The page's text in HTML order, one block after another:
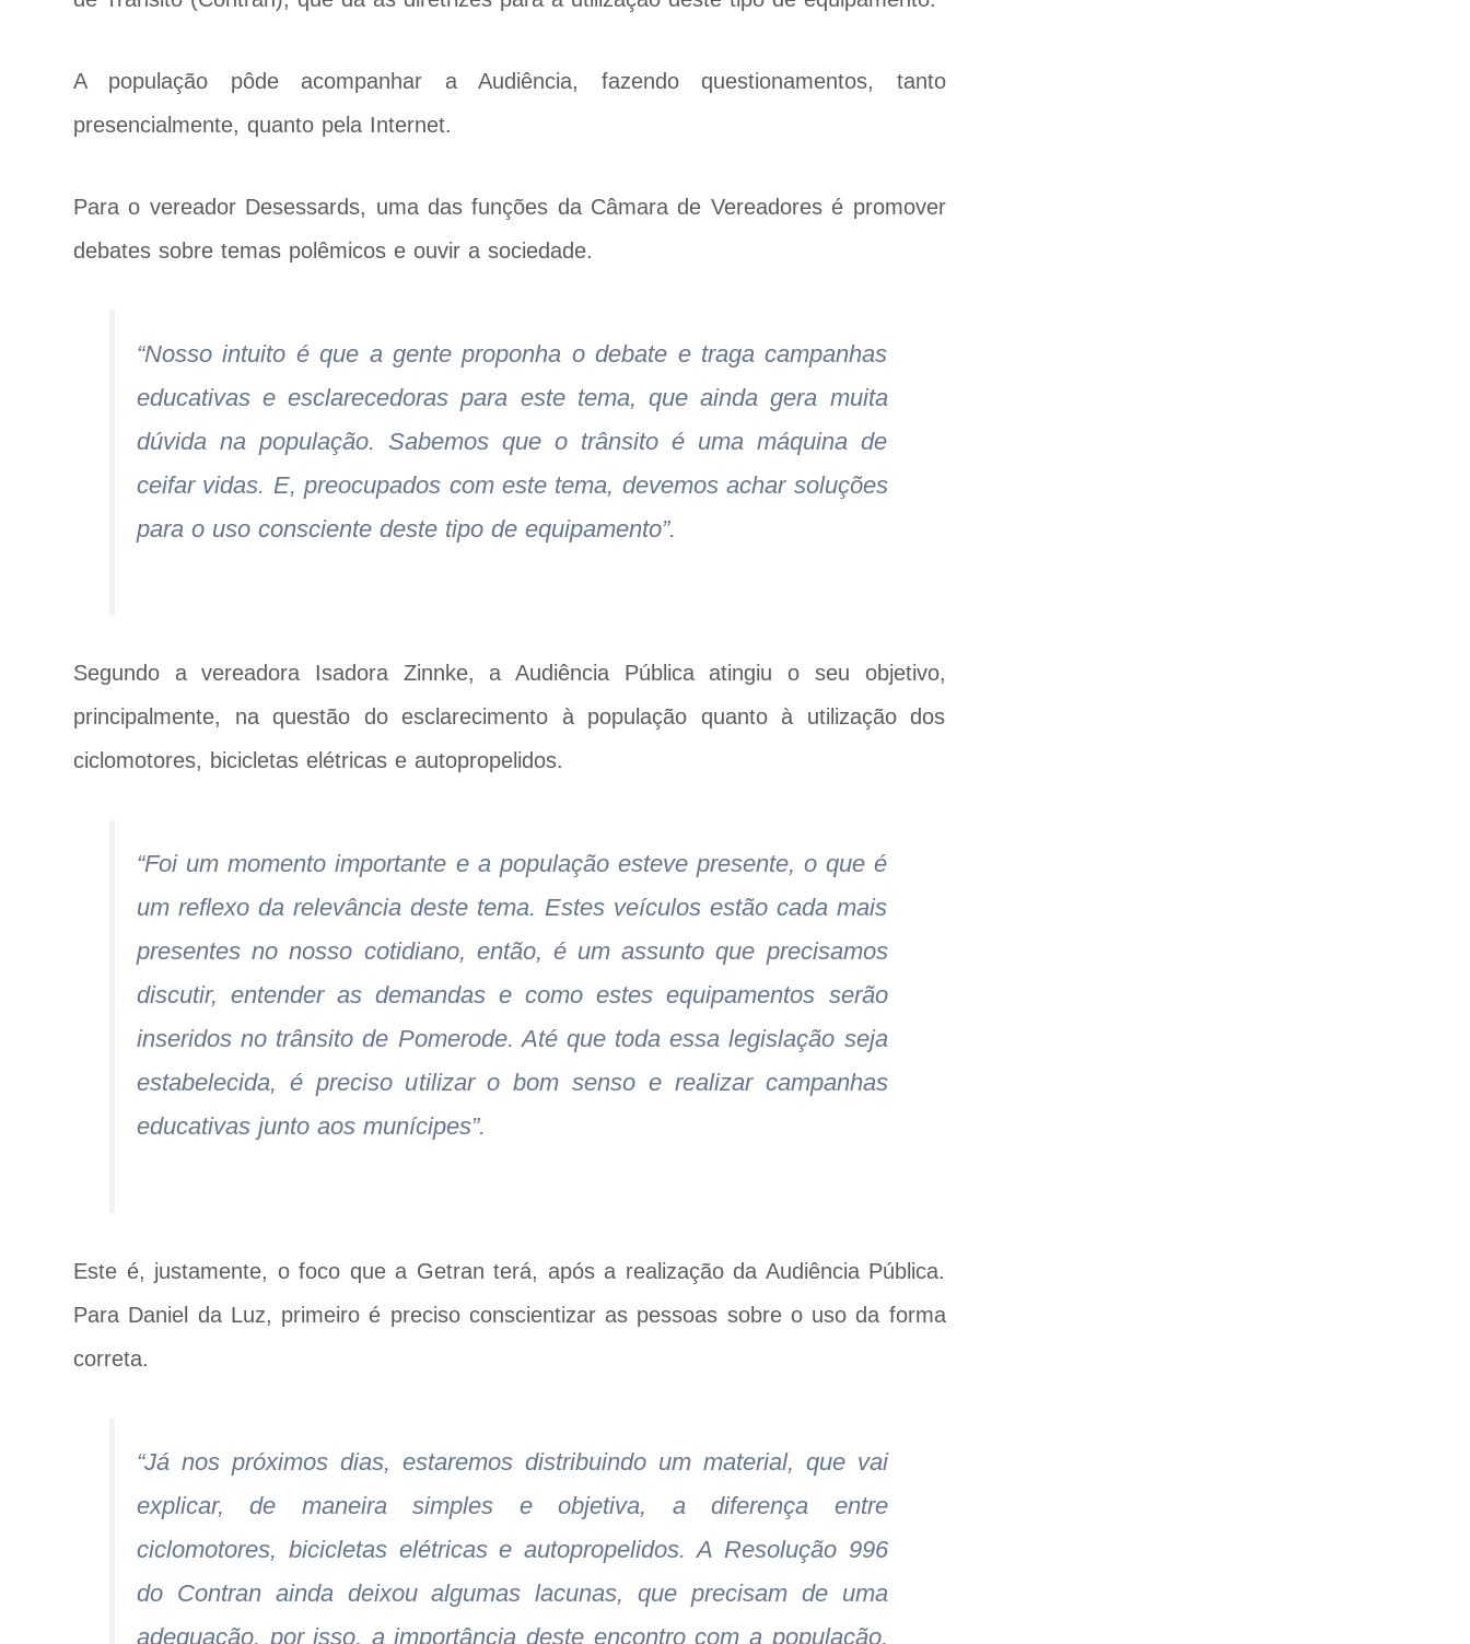
A população pôde acompanhar a Audiência, fazendo questionamentos, tanto
presencialmente, quanto pela Internet.
Para o vereador Desessards, uma das funções da Câmara de Vereadores é promover
debates sobre temas polêmicos e ouvir a sociedade.
“Nosso intuito é que a gente proponha o debate e traga campanhas
educativas e esclarecedoras para este tema, que ainda gera muita
dúvida na população. Sabemos que o trânsito é uma máquina de
ceifar vidas. E, preocupados com este tema, devemos achar soluções
para o uso consciente deste tipo de equipamento”.
Segundo a vereadora Isadora Zinnke, a Audiência Pública atingiu o seu objetivo,
principalmente, na questão do esclarecimento à população quanto à utilização dos
ciclomotores, bicicletas elétricas e autopropelidos.
“Foi um momento importante e a população esteve presente, o que é
um reflexo da relevância deste tema. Estes veículos estão cada mais
presentes no nosso cotidiano, então, é um assunto que precisamos
discutir, entender as demandas e como estes equipamentos serão
inseridos no trânsito de Pomerode. Até que toda essa legislação seja
estabelecida, é preciso utilizar o bom senso e realizar campanhas
educativas junto aos munícipes”.
Este é, justamente, o foco que a Getran terá, após a realização da Audiência Pública.
Para Daniel da Luz, primeiro é preciso conscientizar as pessoas sobre o uso da forma
correta.
“Já nos próximos dias, estaremos distribuindo um material, que vai
explicar, de maneira simples e objetiva, a diferença entre
ciclomotores, bicicletas elétricas e autopropelidos. A Resolução 996
do Contran ainda deixou algumas lacunas, que precisam de uma
adequação, por isso, a importância deste encontro com a população.